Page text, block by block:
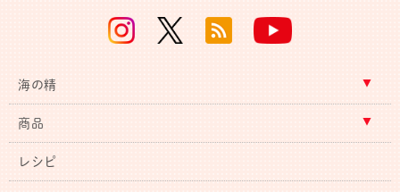
海の精
商品
レシピ